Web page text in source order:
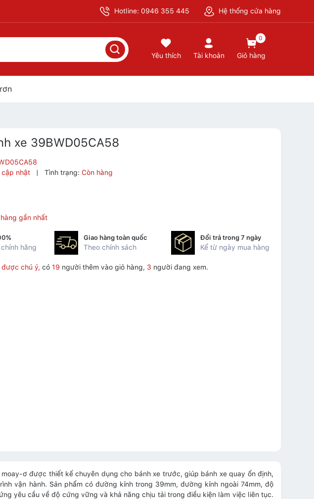
Hotline: 0946 355 445 Hệ thống cửa hàng
Yêu thích Tài khoản
0
Giỏ hàng
xe 39BWD05CA58
nhật | Tình trạng: Còn hàng
gần nhất
hãng
Giao hàng toàn quốc
Theo chính sách
Đổi trả trong 7 ngày
Kể từ ngày mua hàng
được chú ý, có 19 người thêm vào giỏ hàng, 3 người đang xem.
ơ được thiết kế chuyên dụng cho bánh xe trước, giúp bánh xe quay ổn định,
vận hành. Sản phẩm có đường kính trong 39mm, đường kính ngoài 74mm, độ
yêu cầu về độ cứng vững và khả năng chịu tải trong điều kiện làm việc liên tục.